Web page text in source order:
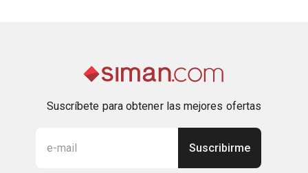
Suscríbete para obtener las mejores ofertas
Suscribirme